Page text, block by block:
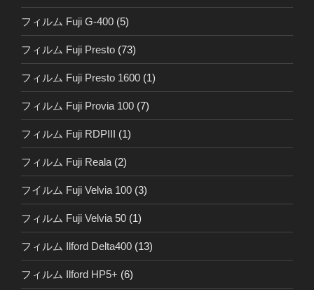
フィルム Fuji G-400 (5)
フィルム Fuji Presto (73)
フィルム Fuji Presto 1600 (1)
フィルム Fuji Provia 100 (7)
フィルム Fuji RDPIII (1)
フィルム Fuji Reala (2)
フイルム Fuji Velvia 100 (3)
フィルム Fuji Velvia 50 (1)
フィルム Ilford Delta400 (13)
フィルム Ilford HP5+ (6)